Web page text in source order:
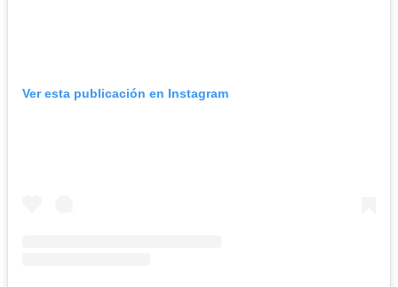
Ver esta publicación en Instagram